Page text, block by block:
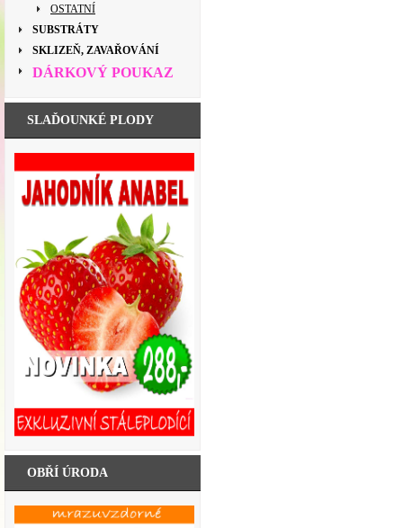
OSTATNÍ
SUBSTRÁTY
SKLIZEŇ, ZAVAŘOVÁNÍ
DÁRKOVÝ POUKAZ
SLAĎOUNKÉ PLODY
OBŘÍ ÚRODA